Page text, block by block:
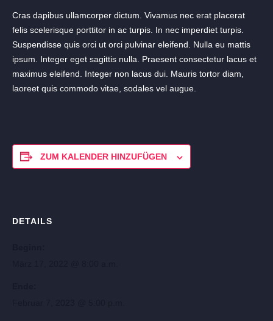
Cras dapibus ullamcorper dictum. Vivamus nec erat placerat
felis scelerisque porttitor in ac turpis. In nec imperdiet turpis.
Suspendisse quis orci ut orci pulvinar eleifend. Nulla eu mattis
ipsum. Integer eget sagittis nulla. Praesent consectetur lacus et
maximus eleifend. Integer non lacus dui. Mauris tortor diam,
laoreet quis commodo vitae, sodales vel augue.
ZUM KALENDER HINZUFÜGEN
DETAILS